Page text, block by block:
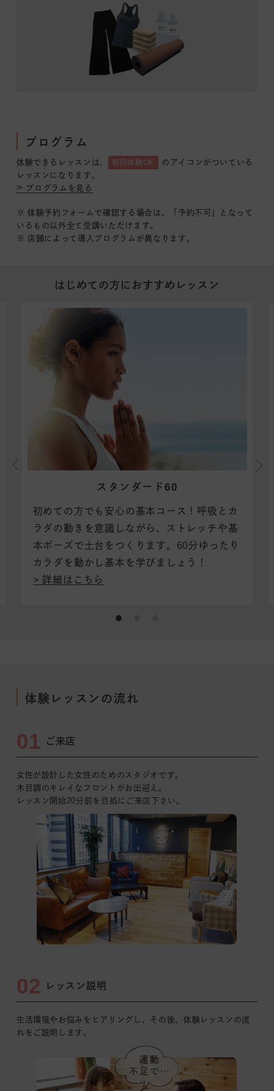
プログラム
体験できるレッスンは、 初回体験OK
のアイコンがついている
レッスンになります。
プログラムを見る
※ 体験予約フォームで確認する場合は、「予約不可」となって
いるもの以外全て受講いただけます。
※ 店舗によって導入プログラムが異なります。
はじめての方におすすめレッスン
スタンダード60
初めての方でも安心の基本コース！ 呼吸とカ
ラダの動きを意識しながら、ストレッチや基
本ポーズで土台をつくります。 60分ゆったり
カラダを動かし基本を学びましょう！
詳細はこちら
体験レッスンの流れ
01 ご来店
女性が設計した女性のためのスタジオです。
木目調のキレイなフロントがお出迎え。
レッスン開始20分前を目処にご来店下さい。
02 レッスン説明
生活環境やお悩みをヒアリングし、その後、体験レッスンの流
れをご説明します。